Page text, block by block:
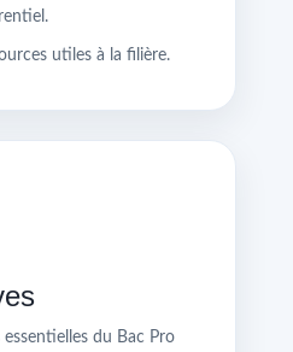
utiles à la filière.
du Bac Pro